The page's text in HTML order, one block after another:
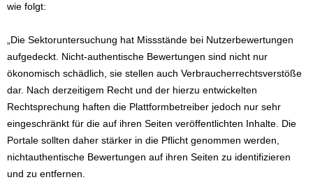
wie folgt:
„Die Sektoruntersuchung hat Missstände bei Nutzerbewertungen
aufgedeckt. Nicht-authentische Bewertungen sind nicht nur
ökonomisch schädlich, sie stellen auch Verbraucherrechtsverstöße
dar. Nach derzeitigem Recht und der hierzu entwickelten
Rechtsprechung haften die Plattformbetreiber jedoch nur sehr
eingeschränkt für die auf ihren Seiten veröffentlichten Inhalte. Die
Portale sollten daher stärker in die Pflicht genommen werden,
nichtauthentische Bewertungen auf ihren Seiten zu identifizieren
und zu entfernen.